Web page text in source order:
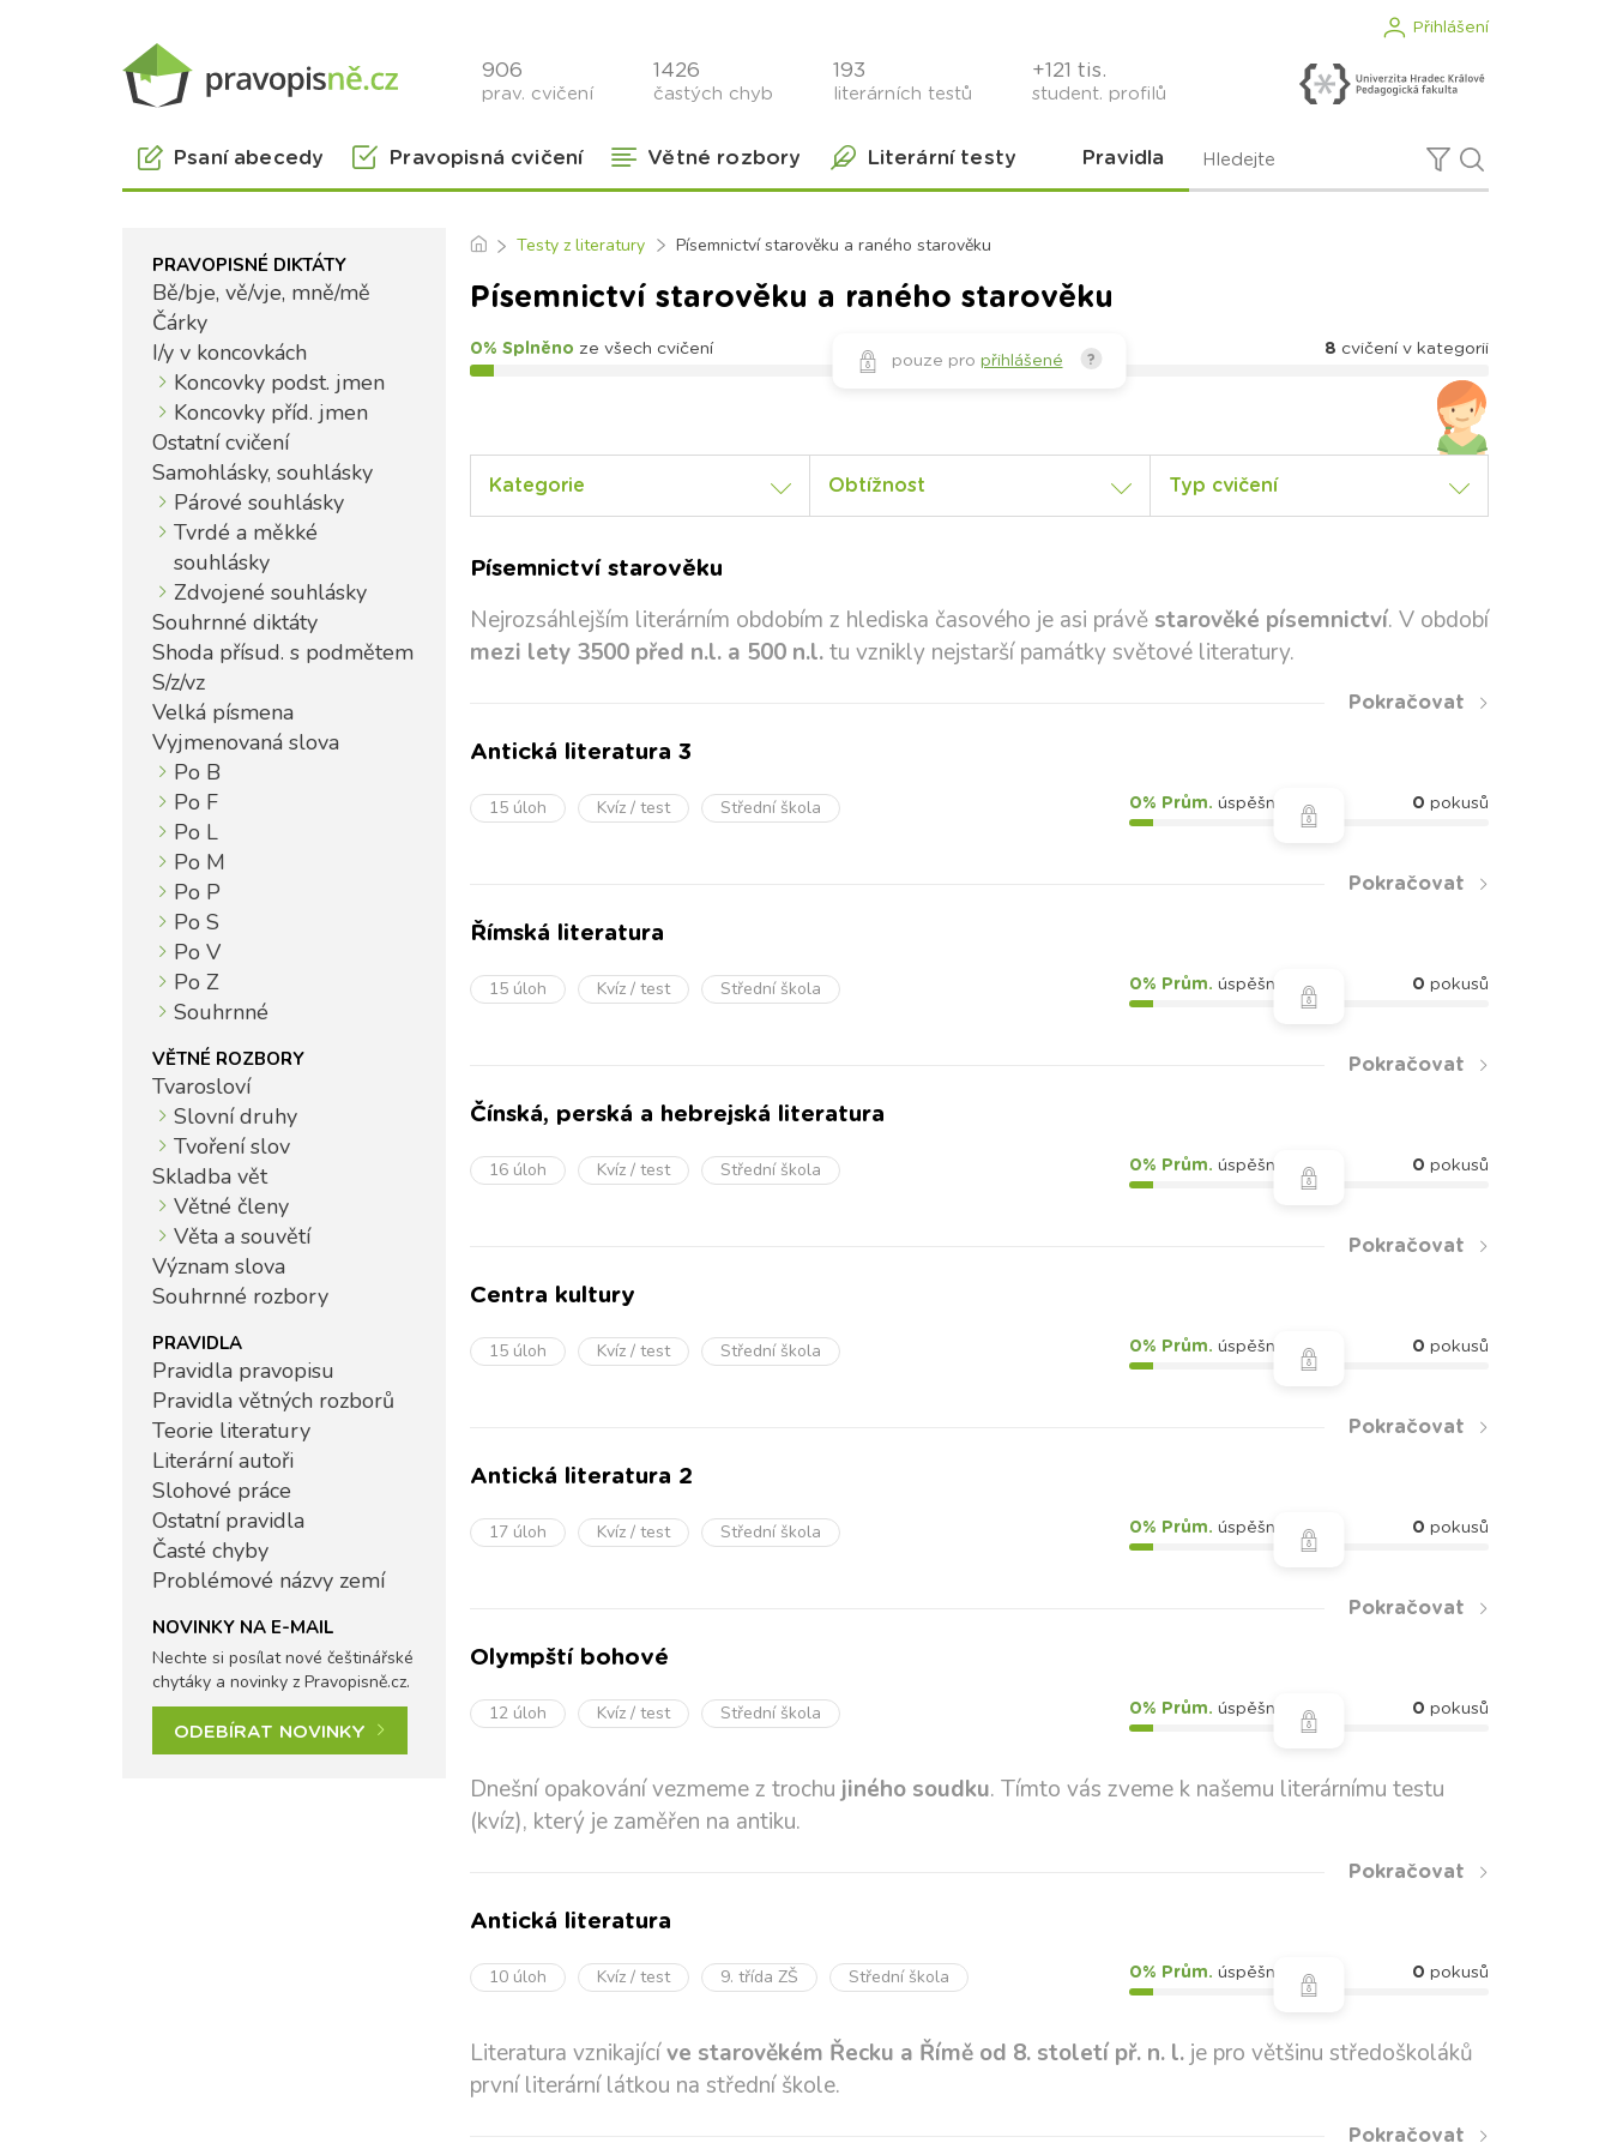
Přihlášení
906
prav. cvičení
1426
častých chyb
193
literárních testů
+121 tis.
student. profilů
Psaní abecedy Pravopisná cvičení Větné rozbory Literární testy Pravidla
PRAVOPISNÉ DIKTÁTY
Bě/bje, vě/vje, mně/mě
Čárky
I/y v koncovkách
Koncovky podst. jmen
Koncovky příd. jmen
Ostatní cvičení
Samohlásky, souhlásky
Párové souhlásky
Tvrdé a měkké
souhlásky
Zdvojené souhlásky
Souhrnné diktáty
Shoda přísud. s podmětem
S/z/vz
Velká písmena
Vyjmenovaná slova
Po B
Po F
Po L
Po M
Po P
Po S
Po V
Po Z
Souhrnné
VĚTNÉ ROZBORY
Tvarosloví
Slovní druhy
Tvoření slov
Skladba vět
Větné členy
Věta a souvětí
Význam slova
Souhrnné rozbory
PRAVIDLA
Pravidla pravopisu
Pravidla větných rozborů
Teorie literatury
Literární autoři
Slohové práce
Ostatní pravidla
Časté chyby
Problémové názvy zemí
NOVINKY NA E-MAIL
Nechte si posílat nové češtinářské
chytáky a novinky z Pravopisně.cz.
ODEBÍRAT NOVINKY
Testy z literatury Písemnictví starověku a raného starověku
Písemnictví starověku a raného starověku
0% Splněno ze všech cvičení 8 cvičení v kategorii
pouze pro přihlášené ?
Kategorie Obtížnost Typ cvičení
Písemnictví starověku
Nejrozsáhlejším literárním obdobím z hlediska časového je asi právě starověké písemnictví. V období
mezi lety 3500 před n.l. a 500 n.l.tu vznikly nejstarší památky světové literatury.
Pokračovat
Antická literatura 3
15 úloh Kvíz / test Střední škola 0% Prům. úspěšnost 0 pokusů
Pokračovat
Římská literatura
15 úloh Kvíz / test Střední škola 0% Prům. úspěšnost 0 pokusů
Pokračovat
Čínská, perská a hebrejská literatura
16 úloh Kvíz / test Střední škola 0% Prům. úspěšnost 0 pokusů
Pokračovat
Centra kultury
15 úloh Kvíz / test Střední škola 0% Prům. úspěšnost 0 pokusů
Pokračovat
Antická literatura 2
17 úloh Kvíz / test Střední škola 0% Prům. úspěšnost 0 pokusů
Pokračovat
Olympští bohové
12 úloh Kvíz / test Střední škola 0% Prům. úspěšnost 0 pokusů
Dnešní opakování vezmeme z trochu jiného soudku. Tímto vás zveme k našemu literárnímu testu
(kvíz), který je zaměřen na antiku.
Pokračovat
Antická literatura
10 úloh Kvíz / test 9. třída ZŠ Střední škola 0% Prům. úspěšnost 0 pokusů
Literatura vznikajícíve starověkém Řecku a Římě od 8. století př. n. l. je pro většinu středoškoláků
první literární látkou na střední škole.
Pokračovat